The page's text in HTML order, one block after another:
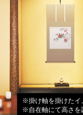
※掛け軸を掛けたイ
※自在軸にて高さを